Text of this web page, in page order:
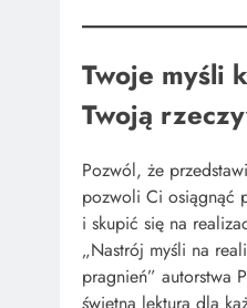
Twoje myśli
Twoją
Pozwól, że
pozwoli Ci osiągnąć
i skupić się na
„Nastrój myśli na
pragnień” autorstwa